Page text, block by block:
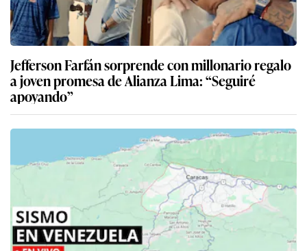
Jefferson Farfán sorprende con millonario regalo
a joven promesa de Alianza Lima: “Seguiré
apoyando”